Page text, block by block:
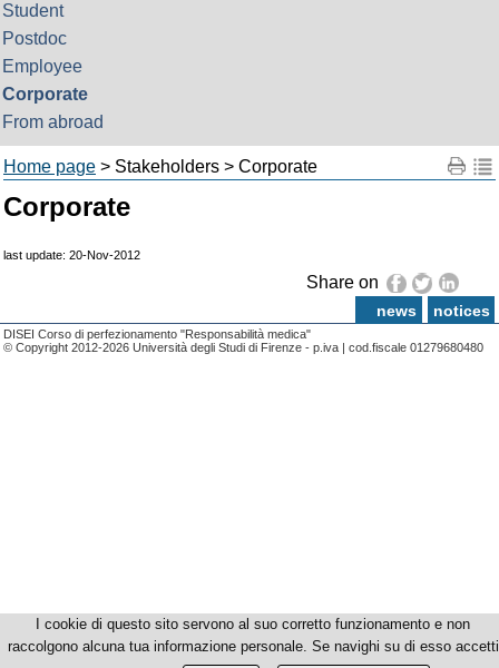
Student
Postdoc
Employee
Corporate
From abroad
Home page > Stakeholders > Corporate
Corporate
last update: 20-Nov-2012
Share on
news notices
DISEI Corso di perfezionamento "Responsabilità medica"
© Copyright 2012-2026 Università degli Studi di Firenze - p.iva | cod.fiscale 01279680480
I cookie di questo sito servono al suo corretto funzionamento e non
raccolgono alcuna tua informazione personale. Se navighi su di esso accetti